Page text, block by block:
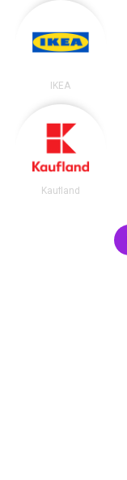
IKEA
Kaufland